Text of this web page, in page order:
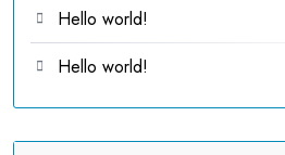
Hello world!
Hello world!